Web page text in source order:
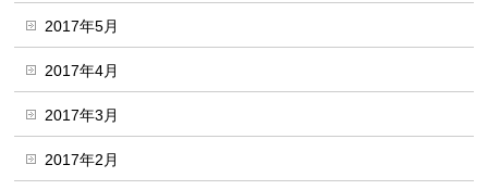
2017年5月
2017年4月
2017年3月
2017年2月